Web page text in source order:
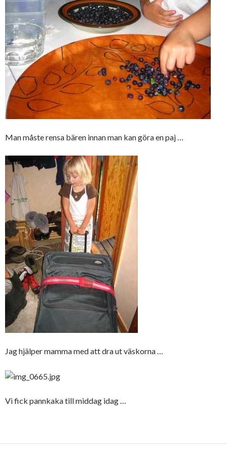
Man måste rensa bären innan man kan göra en paj …
Jag hjälper mamma med att dra ut väskorna …
Vi fick pannkaka till middag idag …